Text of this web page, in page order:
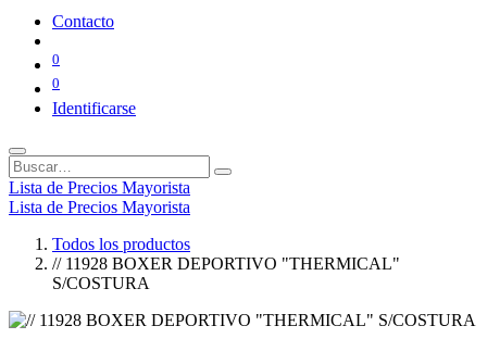
Contacto
0
0
Identificarse
Lista de Precios Mayorista
Lista de Precios Mayorista
Todos los productos
// 11928 BOXER DEPORTIVO "THERMICAL"
S/COSTURA